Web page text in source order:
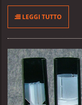
LEGGI TUTTO